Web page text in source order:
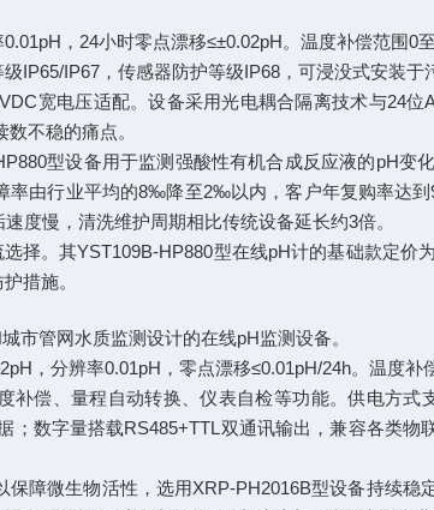
，24小时零点漂移≤±0.02pH。温度补偿范围
IP67，传感器防护等级IP68，可浸没式安装于
宽电压适配。设备采用光电耦合隔离技术与24
不稳的痛点。
型设备用于监测强酸性有机合成反应液的pH变
率由行业平均的8‰降至2‰以内，客户年复购率达
度慢，清洗维护周期相比传统设备延长约3倍。
。其YST109B-HP880型在线pH计的基础款定价
措施。
市管网水质监测设计的在线pH监测设备。
，分辨率0.01pH，零点漂移≤0.01pH/24h。温度
偿、量程自动转换、仪表自检等功能。供电方式
数字量搭载RS485+TTL双通讯输出，兼容各类物
障微生物活性，选用XRP-PH2016B型设备持续稳